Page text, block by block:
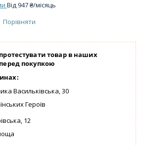
Вiд947₴/місяць
Порівняти
товар в наших
покупкою
Васильківська, 30
Героїв
12